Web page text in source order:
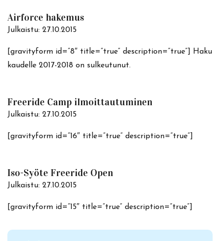
Airforce hakemus
Julkaistu: 27.10.2015
[gravityform id=”8″ title=”true” description=”true”] Haku
kaudelle 2017-2018 on sulkeutunut.
Freeride Camp ilmoittautuminen
Julkaistu: 27.10.2015
[gravityform id=”16″ title=”true” description=”true”]
Iso-Syöte Freeride Open
Julkaistu: 27.10.2015
[gravityform id=”15″ title=”true” description=”true”]